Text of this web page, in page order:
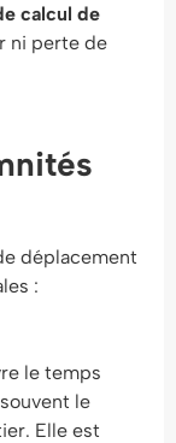
calcul de
ni perte de
déplacement
:
le temps
le
Elle est